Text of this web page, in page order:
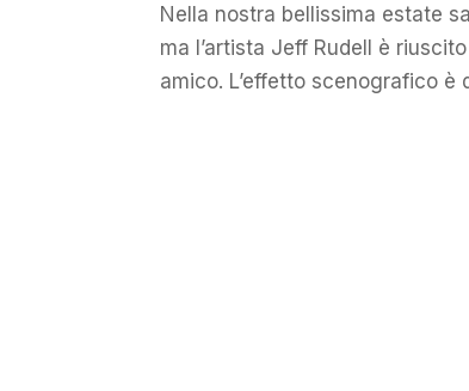
Nella nostra bellissima estate
ma l’artista Jeff Rudell è
amico. L’effetto scenografico è